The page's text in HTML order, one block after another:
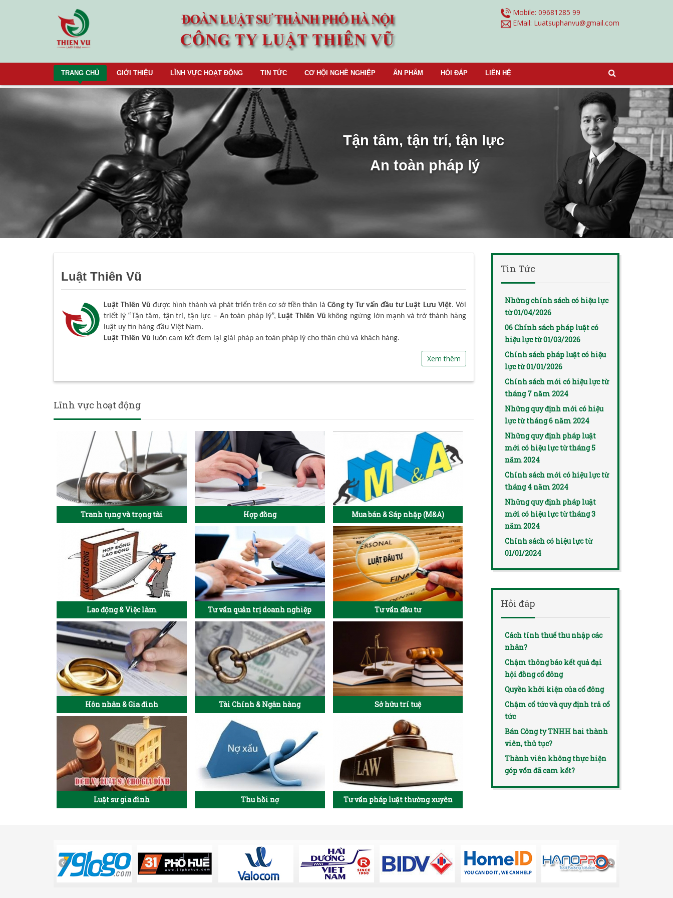
Mobile: 09681285 99
EMail: Luatsuphanvu@gmail.com
TRANG CHỦ GIỚI THIỆU LĨNH VỰC HOẠT ĐỘNG TIN TỨC CƠ HỘI NGHỀ NGHIỆP ẤN PHẨM HỎI ĐÁP LIÊN HỆ
Tận tâm, tận trí, tận lực
An toàn pháp lý
Luật Thiên Vũ
Luật Thiên Vũ được hình thành và phát triển trên cơ sở tiền thân là Công ty Tư vấn đầu tư Luật Lưu Việt. Với
triết lý “Tận tâm, tận trí, tận lực – An toàn pháp lý”,Luật Thiên Vũ không ngừng lớn mạnh và trở thành hãng
luật uy tín hàng đầu Việt Nam.
Luật Thiên Vũ luôn cam kết đem lại giải pháp an toàn pháp lý cho thân chủ và khách hàng.
Xem thêm
Lĩnh vực hoạt động
Tranh tụng và trọng tài Hợp đồng Mua bán & Sáp nhập (M&A)
Lao động & Việc làm Tư vấn quản trị doanh nghiệp Tư vấn đầu tư
Hôn nhân & Gia đình Tài Chính & Ngân hàng Sở hữu trí tuệ
Luật sư gia đình Thu hồi nợ Tư vấn pháp luật thường xuyên
Tin Tức
Những chính sách có hiệu lực
từ 01/04/2026
06 Chính sách pháp luật có
hiệu lực từ 01/03/2026
Chính sách pháp luật có hiệu
lực từ 01/01/2026
Chính sách mới có hiệu lực từ
tháng 7 năm 2024
Những quy định mới có hiệu
lực từ tháng 6 năm 2024
Những quy định pháp luật
mới có hiệu lực từ tháng 5
năm 2024
Chính sách mới có hiệu lực từ
tháng 4 năm 2024
Những quy định pháp luật
mới có hiệu lực từ tháng 3
năm 2024
Chính sách có hiệu lực từ
01/01/2024
Hỏi đáp
Cách tính thuế thu nhập các
nhân?
Chậm thông báo kết quả đại
hội đồng cổ đông
Quyền khởi kiện của cổ đông
Chậm cổ tức và quy định trả cổ
tức
Bán Công ty TNHH hai thành
viên, thủ tục?
Thành viên không thực hiện
góp vốn đã cam kết?